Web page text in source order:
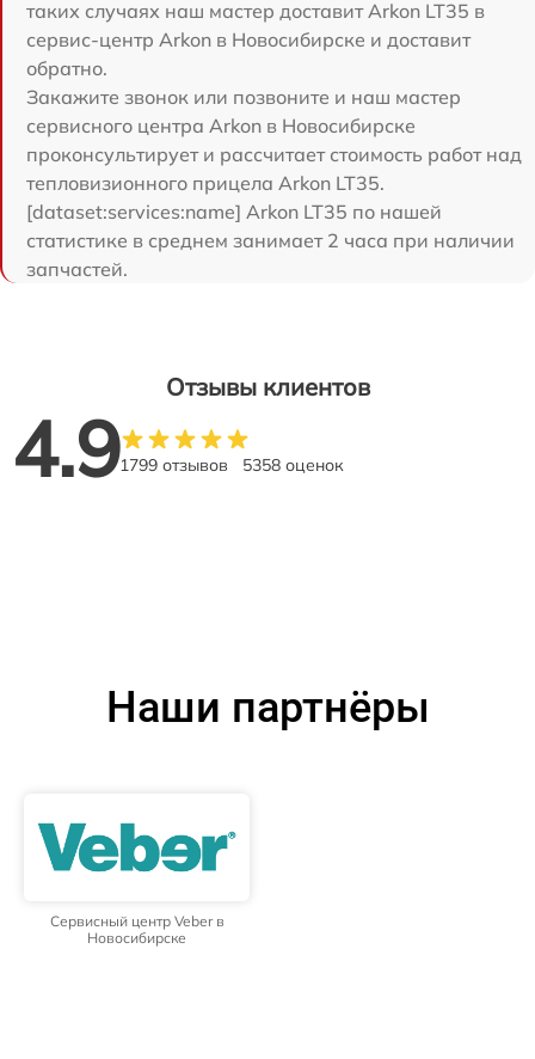
таких случаях наш мастер доставит Arkon LT35 в
сервис-центр Arkon в Новосибирске и доставит
обратно.
Закажите звонок или позвоните и наш мастер
сервисного центра Arkon в Новосибирске
проконсультирует и рассчитает стоимость работ над
тепловизионного прицела Arkon LT35.
[dataset:services:name] Arkon LT35 по нашей
статистике в среднем занимает 2 часа при наличии
запчастей.
Отзывы клиентов
4.91799 отзывов 5358 оценок
Наши партнёры
Сервисный центр Veber в
Новосибирске